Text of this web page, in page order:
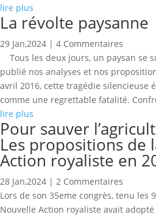
lire plus
La révolte paysanne
29 Jan,2024 | 4 Commentaires
Tous les deux jours, un paysan se
publié nos analyses et nos
avril 2016, cette tragédie silencieuse
comme une regrettable fatalité.
lire plus
Pour sauver
Les propositions de
Action royaliste en
28 Jan,2024 | 2 Commentaires
Lors de son 35eme congrès, tenu les
Nouvelle Action royaliste avait